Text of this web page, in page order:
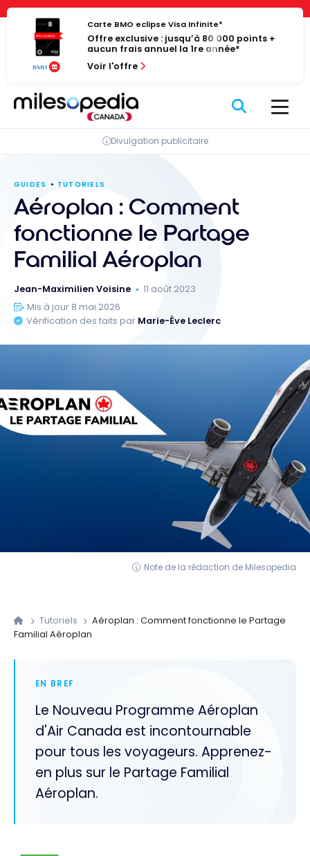
Panneau de gestion des cookies
Passer
contenu
Carte BMO eclipse Visa Infinite*
Offre exclusive : jusqu’à 80 000 points +
aucun frais annuel la 1re année*
Voir l'offre
Divulgation publicitaire
GUIDES TUTORIELS
Aéroplan : Comment
fonctionne le Partage
Familial Aéroplan
Jean-Maximilien Voisine
11 août 2023
Mis à jour 8 mai 2026
Vérification des faits par Marie-Ève Leclerc
Note de la rédaction de Milesopedia
Tutoriels
Aéroplan : Comment fonctionne le Partage
Familial Aéroplan
EN BREF
Le Nouveau Programme Aéroplan
d'Air Canada est incontournable
pour tous les voyageurs. Apprenez-
en plus sur le Partage Familial
Aéroplan.